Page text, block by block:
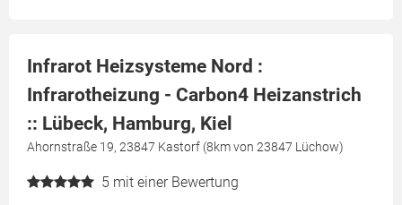
Infrarot Heizsysteme Nord :
Infrarotheizung - Carbon4 Heizanstrich
:: Lübeck, Hamburg, Kiel
Ahornstraße 19, 23847 Kastorf (8km von 23847 Lüchow)
5 mit einer Bewertung